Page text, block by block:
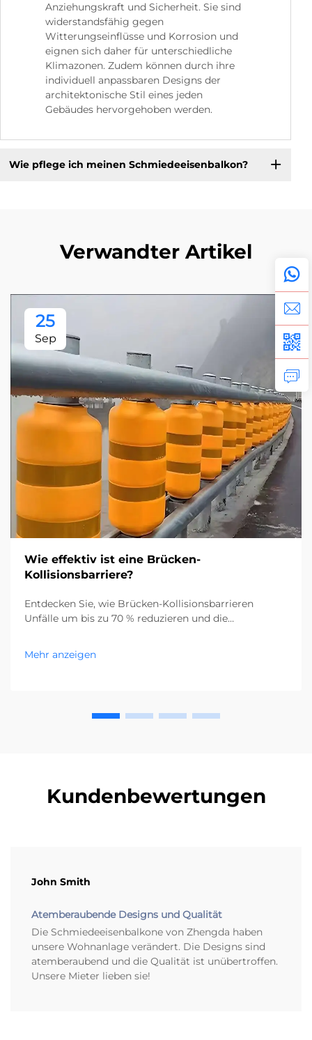
Anziehungskraft und Sicherheit. Sie sind
widerstandsfähig gegen
Witterungseinflüsse und Korrosion und
eignen sich daher für unterschiedliche
Klimazonen. Zudem können durch ihre
individuell anpassbaren Designs der
architektonische Stil eines jeden
Gebäudes hervorgehoben werden.
Wie pflege ich meinen Schmiedeeisenbalkon?
Verwandter Artikel
25
Sep
Wie effektiv ist eine Brücken-
Kollisionsbarriere?
Entdecken Sie, wie Brücken-Kollisionsbarrieren
Unfälle um bis zu 70 % reduzieren und die
Auswirkungen in der Praxis. Lesen Sie weiter.
Mehr anzeigen
Kundenbewertungen
John Smith
Atemberaubende Designs und Qualität
Die Schmiedeeisenbalkone von Zhengda haben
unsere Wohnanlage verändert. Die Designs sind
atemberaubend und die Qualität ist unübertroffen.
Unsere Mieter lieben sie!